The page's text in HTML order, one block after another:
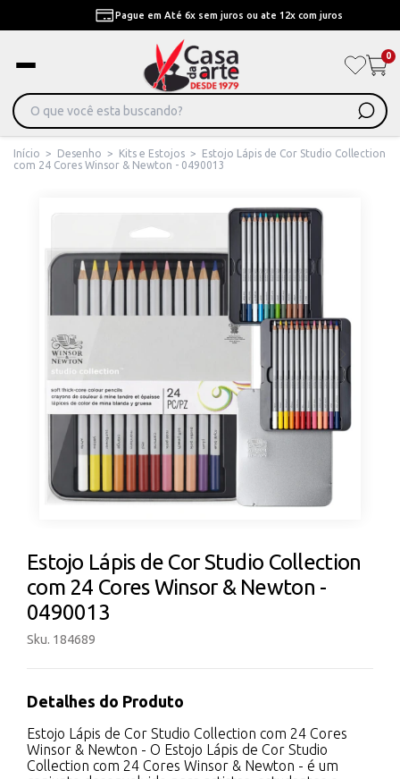
Pague em Até 6x sem juros ou ate 12x com juros
0
Início > Desenho > Kits e Estojos >
Estojo Lápis de Cor Studio Collection
com 24 Cores Winsor & Newton - 0490013
Estojo Lápis de Cor Studio Collection
com 24 Cores Winsor & Newton -
0490013
Sku. 184689
Detalhes do Produto
Estojo Lápis de Cor Studio Collection com 24 Cores
Winsor & Newton - O Estojo Lápis de Cor Studio
Collection com 24 Cores Winsor & Newton - é um